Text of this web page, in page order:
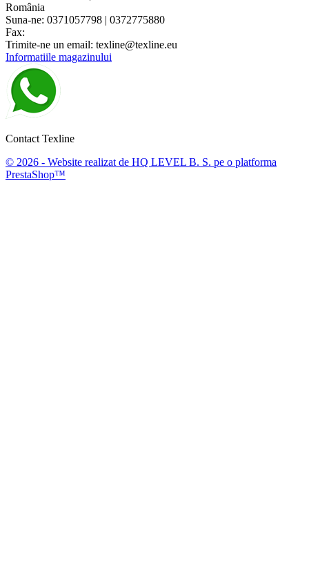
România
Suna-ne: 0371057798 | 0372775880
Fax:
Trimite-ne un email: texline@texline.eu
Informatiile magazinului
Contact Texline
© 2026 - Website realizat de HQ LEVEL B. S. pe o platforma
PrestaShop™